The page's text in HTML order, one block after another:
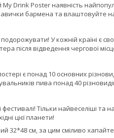
Drink Poster наявність
бармена та влаштовуйте
У кожній країні є
після відведення чергової
є понад 10 основних
пива понад 40
Тільки найвеселіші та
цієї планети!
32*48 см, за цим сміливо